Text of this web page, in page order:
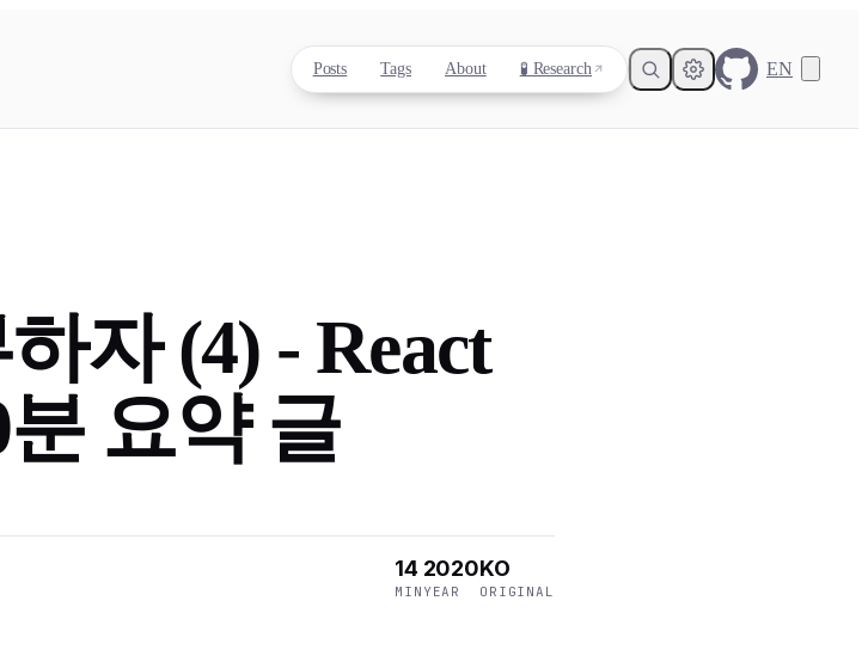
Posts Tags About 🧪 Research EN
자 (4) - React
요약 글
14
MIN
2020
YEAR
KO
ORIGINAL